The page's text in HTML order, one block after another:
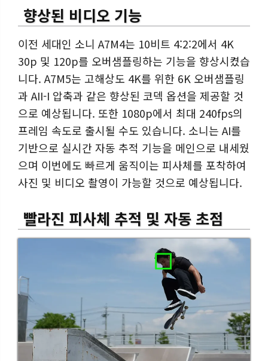
향상된 비디오 기능
이전 세대인 소니 A7M4는 10비트 4:2:2에서 4K
30p 및 120p를 오버샘플링하는 기능을 향상시켰습
니다. A7M5는 고해상도 4K를 위한 6K 오버샘플링
과 AII-I 압축과 같은 향상된 코덱 옵션을 제공할 것
으로 예상됩니다. 또한 1080p에서 최대 240fps의
프레임 속도로 출시될 수도 있습니다. 소니는 AI를
기반으로 실시간 자동 추적 기능을 메인으로 내세웠
으며 이번에도 빠르게 움직이는 피사체를 포착하여
사진 및 비디오 촬영이 가능할 것으로 예상됩니다.
빨라진 피사체 추적 및 자동 초점